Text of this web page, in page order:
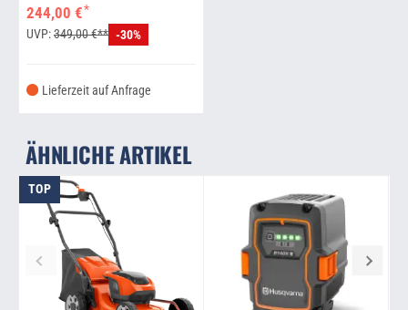
244,00 €*
UVP:349,00 €** -30%
Lieferzeit auf Anfrage
ÄHNLICHE ARTIKEL
TOP